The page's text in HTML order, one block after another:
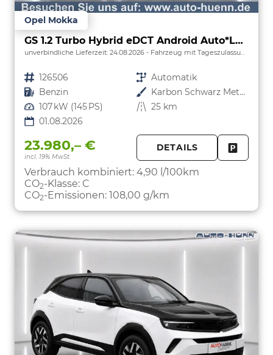
Opel Mokka
GS 1.2 Turbo Hybrid eDCT Android Auto*Leder*SHZ*Keyless*Kamera*Klimaauto*LED*
unverbindliche Lieferzeit: 24.08.2026 Fahrzeug mit Tageszulassung
Fahrzeugnr. 126506 Getriebe Automatik
Kraftstoff Benzin Außenfarbe
Karbon Schwarz Metallic
Leistung 107 kW (145 PS) Kilometerstand 25 km
01.08.2026
23.980,– €
incl. 19% MwSt.
DETAILS
Verbrauch kombiniert: 4,90 l/100km
CO2-Klasse: C
CO2-Emissionen: 108,00 g/km